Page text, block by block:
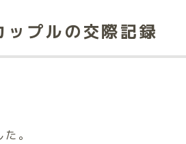
ップルの交際記録
。